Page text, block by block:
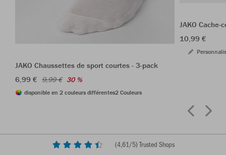
JAKO Chaussettes de sport courtes - 3-pack
6,99 € 9,99 € 30 %
disponible en 2 couleurs différentes2 Couleurs
JAKO
10,99 €
(4,61/5) Trusted Shops